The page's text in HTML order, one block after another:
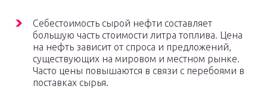
Себестоимость сырой нефти составляет
большую часть стоимости литра топлива. Цена
на нефть зависит от спроса и предложений,
существующих на мировом и местном рынке.
Часто цены повышаются в связи с перебоями в
поставках сырья.